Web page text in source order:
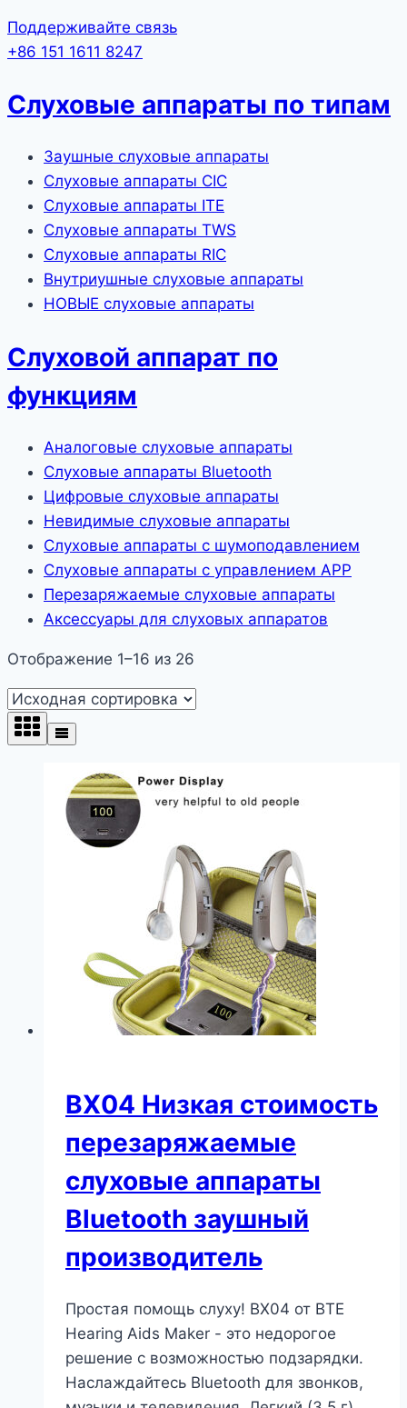
Поддерживайте связь
+86 151 1611 8247
Слуховые аппараты по типам
Заушные слуховые аппараты
Слуховые аппараты CIC
Слуховые аппараты ITE
Слуховые аппараты TWS
Слуховые аппараты RIC
Внутриушные слуховые аппараты
НОВЫЕ слуховые аппараты
Слуховой аппарат по
функциям
Аналоговые слуховые аппараты
Слуховые аппараты Bluetooth
Цифровые слуховые аппараты
Невидимые слуховые аппараты
Слуховые аппараты с шумоподавлением
Слуховые аппараты с управлением APP
Перезаряжаемые слуховые аппараты
Аксессуары для слуховых аппаратов
Отображение 1–16 из 26
BX04 Низкая стоимость
перезаряжаемые
слуховые аппараты
Bluetooth заушный
производитель
Простая помощь слуху! BX04 от BTE
Hearing Aids Maker - это недорогое
решение с возможностью подзарядки.
Наслаждайтесь Bluetooth для звонков,